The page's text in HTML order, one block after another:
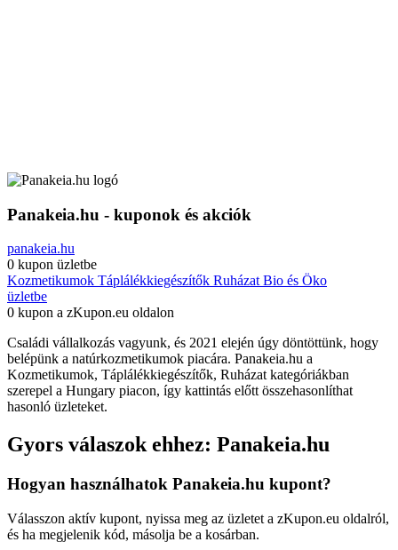
Panakeia.hu - kuponok és akciók
panakeia.hu
0 kupon üzletbe
Kozmetikumok Táplálékkiegészítők RuházatBio és Öko
üzletbe
0 kupon a zKupon.eu oldalon
Családi vállalkozás vagyunk, és 2021 elején úgy döntöttünk, hogy
belépünk a natúrkozmetikumok piacára. Panakeia.hu a
Kozmetikumok, Táplálékkiegészítők, Ruházat kategóriákban
szerepel a Hungary piacon, így kattintás előtt összehasonlíthat
hasonló üzleteket.
Gyors válaszok ehhez: Panakeia.hu
Hogyan használhatok Panakeia.hu kupont?
Válasszon aktív kupont, nyissa meg az üzletet a zKupon.eu oldalról,
és ha megjelenik kód, másolja be a kosárban.